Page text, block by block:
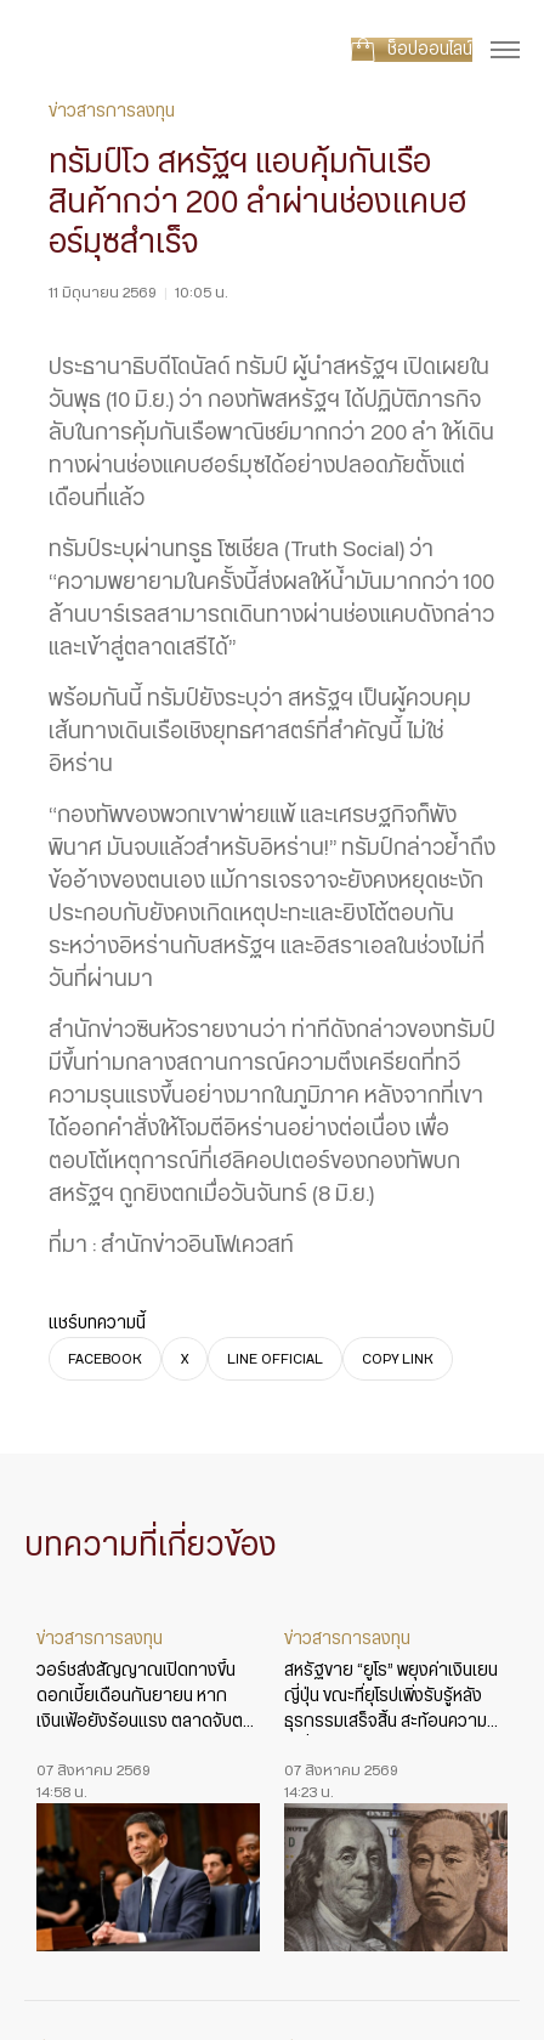
ช็อปออนไลน์
ข่าวสารการลงทุน
ทรัมป์โว สหรัฐฯ แอบคุ้มกันเรือ
สินค้ากว่า 200 ลำผ่านช่องแคบฮ
อร์มุซสำเร็จ
11 มิถุนายน 2569 | 10:05 น.
ประธานาธิบดีโดนัลด์ ทรัมป์ ผู้นำสหรัฐฯ เปิดเผยใน
วันพุธ (10 มิ.ย.) ว่า กองทัพสหรัฐฯ ได้ปฏิบัติภารกิจ
ลับในการคุ้มกันเรือพาณิชย์มากกว่า 200 ลำ ให้เดิน
ทางผ่านช่องแคบฮอร์มุซได้อย่างปลอดภัยตั้งแต่
เดือนที่แล้ว
ทรัมป์ระบุผ่านทรูธ โซเชียล (Truth Social) ว่า
“ความพยายามในครั้งนี้ส่งผลให้น้ำมันมากกว่า 100
ล้านบาร์เรลสามารถเดินทางผ่านช่องแคบดังกล่าว
และเข้าสู่ตลาดเสรีได้”
พร้อมกันนี้ ทรัมป์ยังระบุว่า สหรัฐฯ เป็นผู้ควบคุม
เส้นทางเดินเรือเชิงยุทธศาสตร์ที่สำคัญนี้ ไม่ใช่
อิหร่าน
“กองทัพของพวกเขาพ่ายแพ้ และเศรษฐกิจก็พัง
พินาศ มันจบแล้วสำหรับอิหร่าน!” ทรัมป์กล่าวย้ำถึง
ข้ออ้างของตนเอง แม้การเจรจาจะยังคงหยุดชะงัก
ประกอบกับยังคงเกิดเหตุปะทะและยิงโต้ตอบกัน
ระหว่างอิหร่านกับสหรัฐฯ และอิสราเอลในช่วงไม่กี่
วันที่ผ่านมา
สำนักข่าวซินหัวรายงานว่า ท่าทีดังกล่าวของทรัมป์
มีขึ้นท่ามกลางสถานการณ์ความตึงเครียดที่ทวี
ความรุนแรงขึ้นอย่างมากในภูมิภาค หลังจากที่เขา
ได้ออกคำสั่งให้โจมตีอิหร่านอย่างต่อเนื่อง เพื่อ
ตอบโต้เหตุการณ์ที่เฮลิคอปเตอร์ของกองทัพบก
สหรัฐฯ ถูกยิงตกเมื่อวันจันทร์ (8 มิ.ย.)
ที่มา : สำนักข่าวอินโฟเควสท์
แชร์บทความนี้
FACEBOOK X LINE OFFICIAL COPY LINK
บทความที่เกี่ยวข้อง
ข่าวสารการลงทุน
วอร์ชส่งสัญญาณเปิดทางขึ้น
ดอกเบี้ยเดือนกันยายน หาก
เงินเฟ้อยังร้อนแรง ตลาดจับตา
07 สิงหาคม 2569
14:58 น.
ข่าวสารการลงทุน
สหรัฐขาย “ยูโร” พยุงค่าเงินเยน
ญี่ปุ่น ขณะที่ยุโรปเพิ่งรับรู้หลัง
ธุรกรรมเสร็จสิ้น สะท้อนความ
07 สิงหาคม 2569
14:23 น.